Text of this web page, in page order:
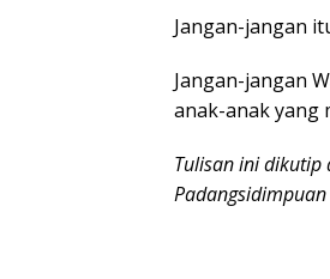
Jangan-jangan
Jangan-jangan
anak-anak yang
Tulisan ini dikutip
Padangsidimpuan